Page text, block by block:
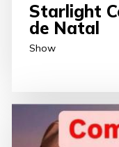
Starlight
de Natal
Show